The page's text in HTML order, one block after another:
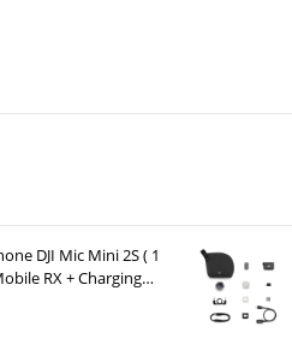
DJI Mic Mini 2S ( 1
RX + Charging